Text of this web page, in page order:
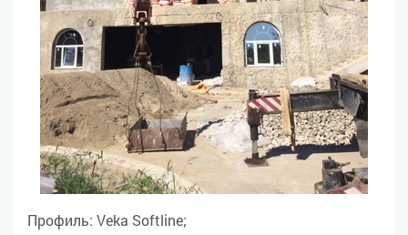
Профиль: Veka Softline;